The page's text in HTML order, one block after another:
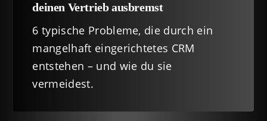
deinen Vertrieb ausbremst
6 typische Probleme, die durch ein
mangelhaft eingerichtetes CRM
entstehen – und wie du sie
vermeidest.